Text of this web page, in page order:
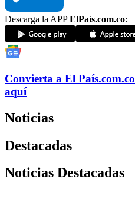
Descarga la APPElPaís.com.co:
Convierta a El País.com.co
aquí
Noticias
Destacadas
Noticias Destacadas